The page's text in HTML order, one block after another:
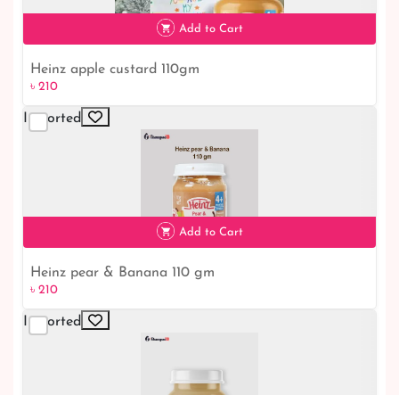
৳ 210
Add to Cart
Heinz apple custard 110gm
৳ 210
Imported
Add to Cart
Heinz pear & Banana 110 gm
৳ 210
Imported